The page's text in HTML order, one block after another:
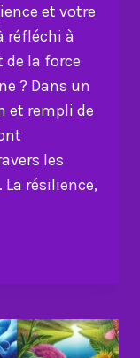
et votre
réfléchi à
de la force
? Dans un
et rempli de
les
La résilience,